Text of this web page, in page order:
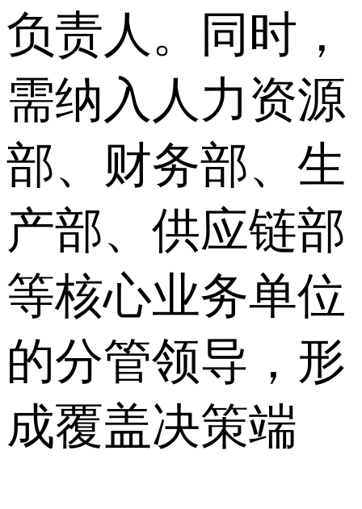
负责人。同时，
需纳入人力资源
部、财务部、生
产部、供应链部
等核心业务单位
的分管领导，形
成覆盖决策端